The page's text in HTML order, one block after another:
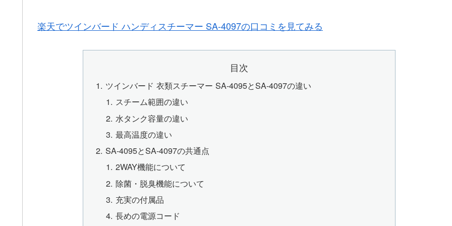
楽天でツインバード ハンディスチーマー SA-4097の口コミを見てみる
目次
ツインバード 衣類スチーマー SA-4095とSA-4097の違い
スチーム範囲の違い
水タンク容量の違い
最高温度の違い
SA-4095とSA-4097の共通点
2WAY機能について
除菌・脱臭機能について
充実の付属品
長めの電源コード